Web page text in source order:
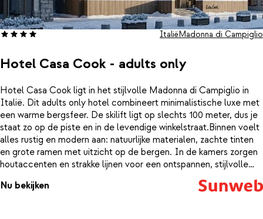
Hotel Casa Cook - adults only
ItaliëMadonna di Campiglio
Hotel Casa Cook ligt in het stijlvolle Madonna di Campiglio in
Italië. Dit adults only hotel combineert minimalistische luxe met
een warme bergsfeer. De skilift ligt op slechts 100 meter, dus je
staat zo op de piste en in de levendige winkelstraat.Binnen voelt
alles rustig en modern aan: natuurlijke materialen, zachte tinten
en grote ramen met uitzicht op de bergen. In de kamers zorgen
houtaccenten en strakke lijnen voor een ontspannen, stijlvolle
sfeer. Hier word je wakker met het zachte licht van de bergen en
de belofte van een actieve dag in de frisse sneeuw.Na het skiën
Nu bekijken